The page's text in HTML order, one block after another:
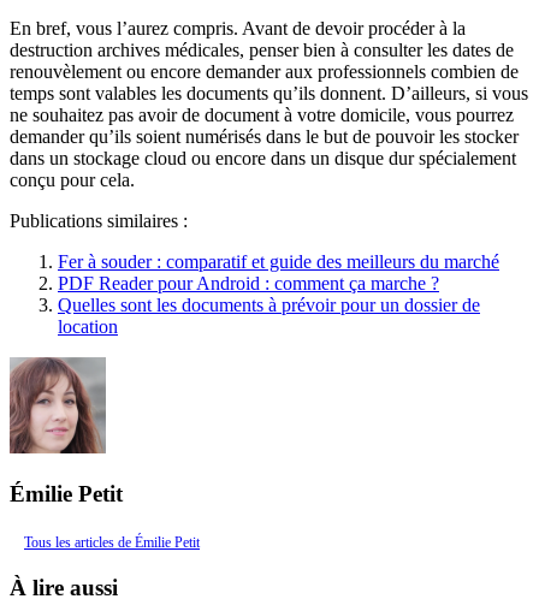
En bref, vous l’aurez compris. Avant de devoir procéder à la
destruction archives médicales, penser bien à consulter les dates de
renouvèlement ou encore demander aux professionnels combien de
temps sont valables les documents qu’ils donnent. D’ailleurs, si vous
ne souhaitez pas avoir de document à votre domicile, vous pourrez
demander qu’ils soient numérisés dans le but de pouvoir les stocker
dans un stockage cloud ou encore dans un disque dur spécialement
conçu pour cela.
Publications similaires :
Fer à souder : comparatif et guide des meilleurs du marché
PDF Reader pour Android : comment ça marche ?
Quelles sont les documents à prévoir pour un dossier de
location
Émilie Petit
Tous les articles de Émilie Petit
À lire aussi